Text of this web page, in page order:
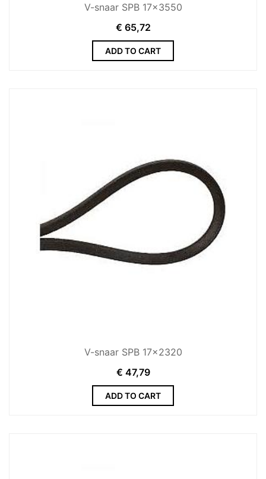
V-snaar SPB 17x3550
€ 65,72
ADD TO CART
V-snaar SPB 17x2320
€ 47,79
ADD TO CART